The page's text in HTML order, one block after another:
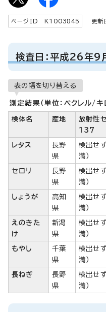
ページID K 1003845 更
検査日：平成26年9
表の幅を切り替える
測定結果（単位：ベクレル/キ
検体名 産地
放射性
137
レタス
長野
県
検出せ
満）
セロリ
長野
県
検出せ
満）
しょうが
高知
県
検出せ
満）
えのきた
け
新潟
県
検出せ
満）
もやし
千葉
県
検出せ
満）
長ねぎ
長野
県
検出せ
満）